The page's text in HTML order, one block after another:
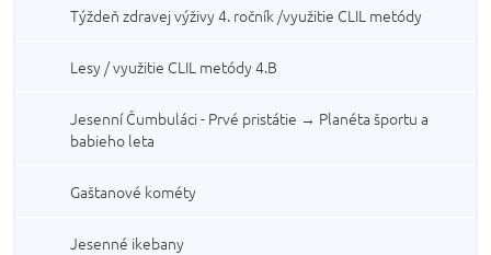
Týždeň zdravej výživy 4. ročník /využitie CLIL metódy
Lesy / využitie CLIL metódy 4.B
Jesenní Čumbuláci - Prvé pristátie → Planéta športu a
babieho leta
Gaštanové kométy
Jesenné ikebany